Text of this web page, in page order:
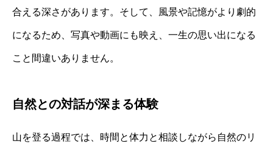
合える深さがあります。そして、風景や記憶がより劇的
になるため、写真や動画にも映え、一生の思い出になる
こと間違いありません。
自然との対話が深まる体験
山を登る過程では、時間と体力と相談しながら自然のリ